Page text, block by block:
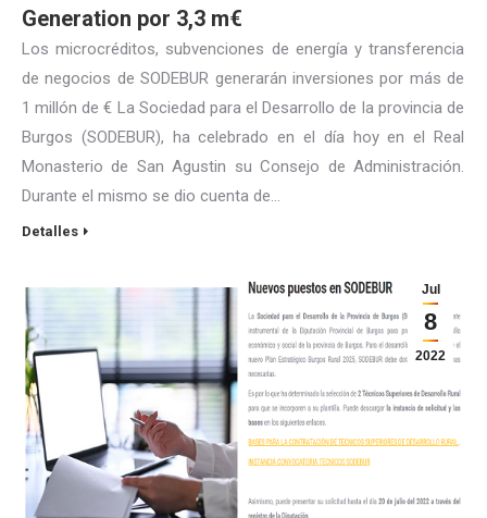
Generation por 3,3 m€
Los microcréditos, subvenciones de energía y transferencia
de negocios de SODEBUR generarán inversiones por más de
1 millón de € La Sociedad para el Desarrollo de la provincia de
Burgos (SODEBUR), ha celebrado en el día hoy en el Real
Monasterio de San Agustin su Consejo de Administración.
Durante el mismo se dio cuenta de…
Detalles
Jul
8
2022